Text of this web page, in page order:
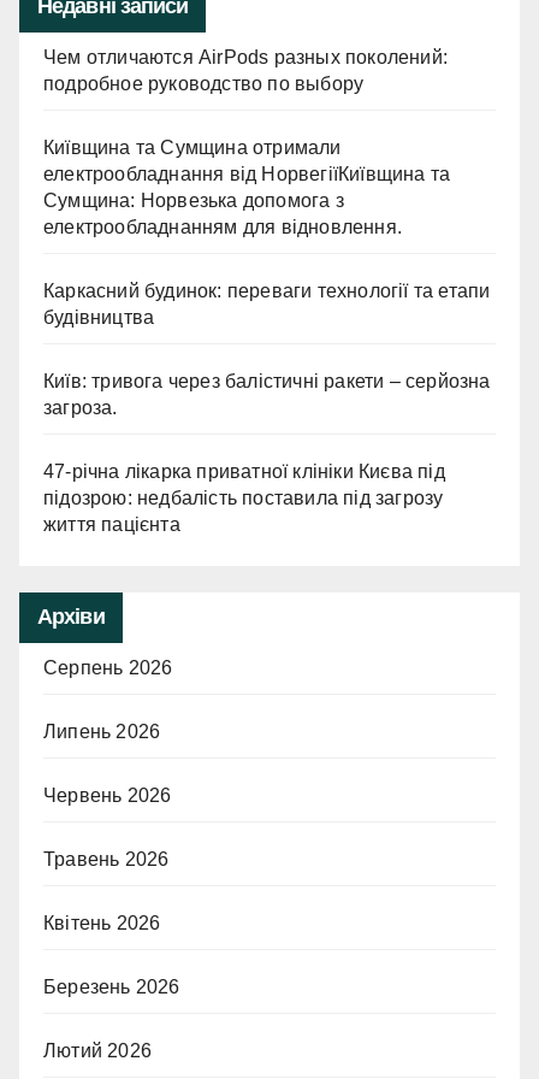
Недавні записи
Чем отличаются AirPods разных поколений:
подробное руководство по выбору
Київщина та Сумщина отримали
електрообладнання від НорвегіїКиївщина та
Сумщина: Норвезька допомога з
електрообладнанням для відновлення.
Каркасний будинок: переваги технології та етапи
будівництва
Київ: тривога через балістичні ракети – серйозна
загроза.
47-річна лікарка приватної клініки Києва під
підозрою: недбалість поставила під загрозу
життя пацієнта
Архіви
Серпень 2026
Липень 2026
Червень 2026
Травень 2026
Квітень 2026
Березень 2026
Лютий 2026